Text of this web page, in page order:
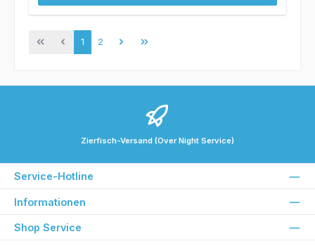
Seite
1 Seite
2
Zierfisch-Versand (Over Night Service)
Service-Hotline
Informationen
Shop Service